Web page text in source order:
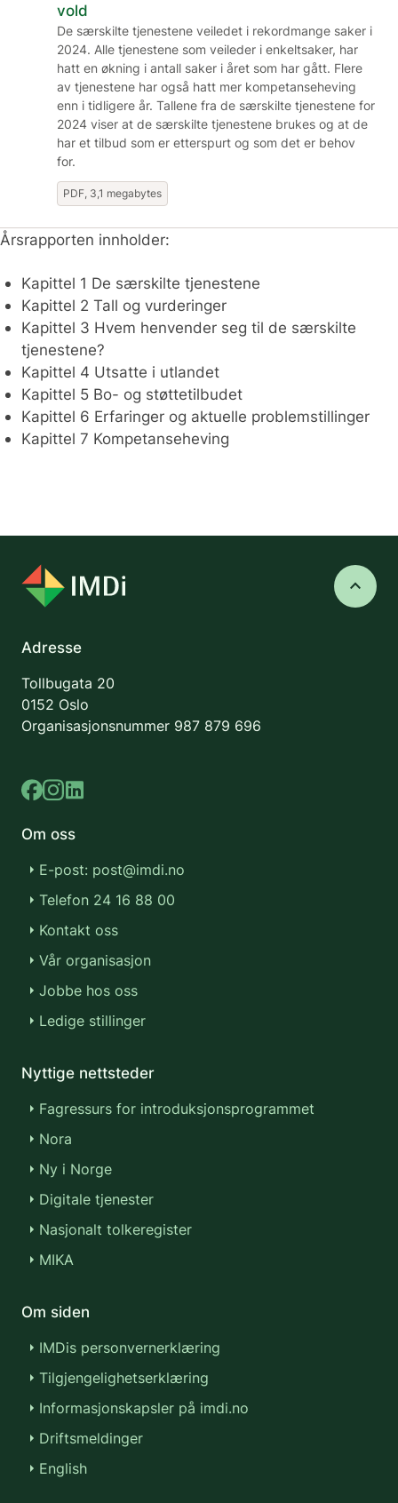
vold
De særskilte tjenestene veiledet i rekordmange saker i
2024. Alle tjenestene som veileder i enkeltsaker, har
hatt en økning i antall saker i året som har gått. Flere
av tjenestene har også hatt mer kompetanseheving
enn i tidligere år. Tallene fra de særskilte tjenestene for
2024 viser at de særskilte tjenestene brukes og at de
har et tilbud som er etterspurt og som det er behov
for.
PDF, 3,1 megabytes
Årsrapporten innholder:
Kapittel 1 De særskilte tjenestene
Kapittel 2 Tall og vurderinger
Kapittel 3 Hvem henvender seg til de særskilte
tjenestene?
Kapittel 4 Utsatte i utlandet
Kapittel 5 Bo- og støttetilbudet
Kapittel 6 Erfaringer og aktuelle problemstillinger
Kapittel 7 Kompetanseheving
keyboard_arrow_up
Adresse
Tollbugata 20
0152 Oslo
Organisasjonsnummer 987 879 696
Om oss
E-post: post@imdi.no
Telefon 24 16 88 00
Kontakt oss
Vår organisasjon
Jobbe hos oss
Ledige stillinger
Nyttige nettsteder
Fagressurs for introduksjonsprogrammet
Nora
Ny i Norge
Digitale tjenester
Nasjonalt tolkeregister
MIKA
Om siden
IMDis personvernerklæring
Tilgjengelighetserklæring
Informasjonskapsler på imdi.no
Driftsmeldinger
English